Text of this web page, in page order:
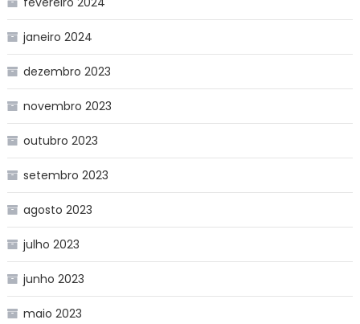
janeiro 2024
dezembro 2023
novembro 2023
outubro 2023
setembro 2023
agosto 2023
julho 2023
junho 2023
maio 2023